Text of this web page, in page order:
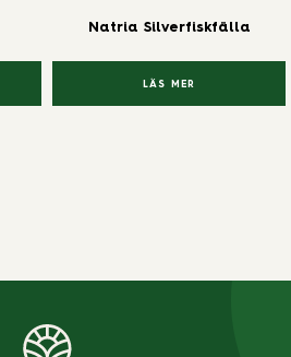
Natria Silverfiskfälla
LÄS MER